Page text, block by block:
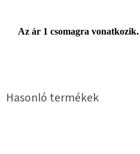
Az ár 1 csomagra vonatkozik.